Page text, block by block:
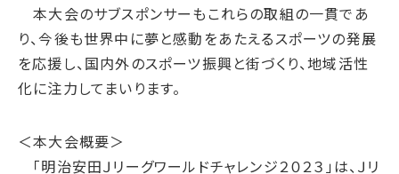
本大会のサブスポンサーもこれらの取組の一貫であ
り、今後も世界中に夢と感動をあたえるスポーツの発展
を応援し、国内外のスポーツ振興と街づくり、地域活性
化に注力してまいります。
＜本大会概要＞
「明治安田Ｊリーグワールドチャレンジ２０２３」は、Ｊリ